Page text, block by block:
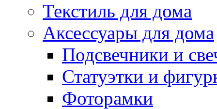
Текстиль для дома
Аксессуары для дома
Подсвечники и
Статуэтки и
Фоторамки